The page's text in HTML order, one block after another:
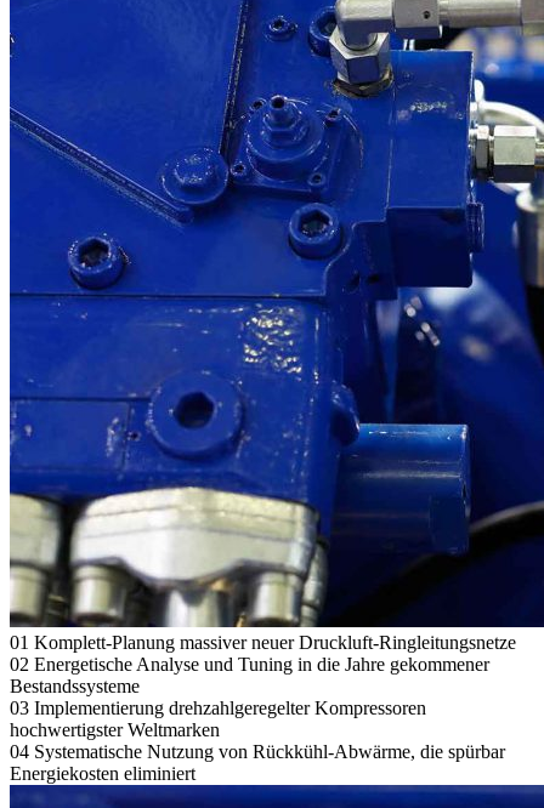
01 Komplett-Planung massiver neuer Druckluft-Ringleitungsnetze
02 Energetische Analyse und Tuning in die Jahre gekommener
Bestandssysteme
03 Implementierung drehzahlgeregelter Kompressoren
hochwertigster Weltmarken
04 Systematische Nutzung von Rückkühl-Abwärme, die spürbar
Energiekosten eliminiert